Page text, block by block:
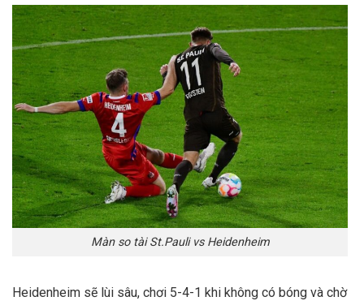
Màn so tài St.Pauli vs Heidenheim
Heidenheim sẽ lùi sâu, chơi 5-4-1 khi không có bóng và chờ